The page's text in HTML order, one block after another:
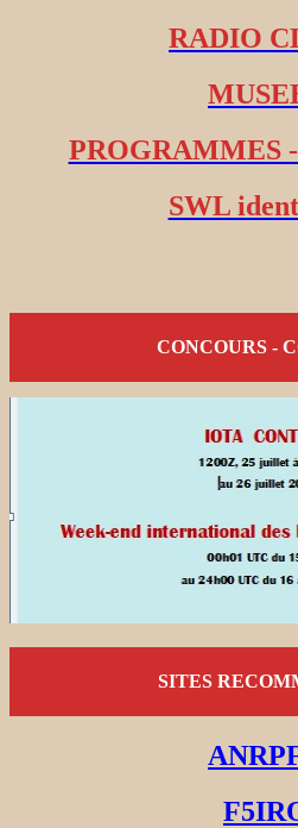
RADIO
PROGRAMMES
SWL
CONCOURS -
SITES